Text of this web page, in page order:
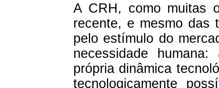
A CRH, como muitas
recente, e mesmo das
pelo estímulo do
necessidade
própria dinâmica
tecnologicamente